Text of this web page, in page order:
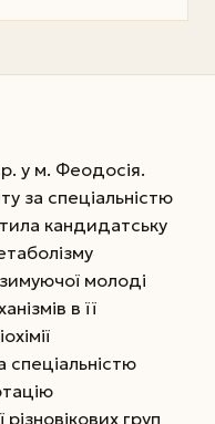
у м. Феодосія.
за спеціальністю
кандидатську
молоді
в її
груп